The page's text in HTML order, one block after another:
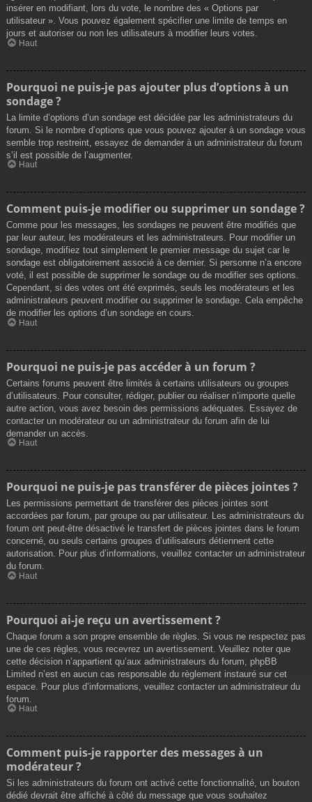
insérer en modifiant, lors du vote, le nombre des « Options par
utilisateur ». Vous pouvez également spécifier une limite de temps en
jours et autoriser ou non les utilisateurs à modifier leurs votes.
Haut
Pourquoi ne puis-je pas ajouter plus d’options à un
sondage ?
La limite d’options d’un sondage est décidée par les administrateurs du
forum. Si le nombre d’options que vous pouvez ajouter à un sondage vous
semble trop restreint, essayez de demander à un administrateur du forum
s’il est possible de l’augmenter.
Haut
Comment puis-je modifier ou supprimer un sondage ?
Comme pour les messages, les sondages ne peuvent être modifiés que
par leur auteur, les modérateurs et les administrateurs. Pour modifier un
sondage, modifiez tout simplement le premier message du sujet car le
sondage est obligatoirement associé à ce dernier. Si personne n’a encore
voté, il est possible de supprimer le sondage ou de modifier ses options.
Cependant, si des votes ont été exprimés, seuls les modérateurs et les
administrateurs peuvent modifier ou supprimer le sondage. Cela empêche
de modifier les options d’un sondage en cours.
Haut
Pourquoi ne puis-je pas accéder à un forum ?
Certains forums peuvent être limités à certains utilisateurs ou groupes
d’utilisateurs. Pour consulter, rédiger, publier ou réaliser n’importe quelle
autre action, vous avez besoin des permissions adéquates. Essayez de
contacter un modérateur ou un administrateur du forum afin de lui
demander un accès.
Haut
Pourquoi ne puis-je pas transférer de pièces jointes ?
Les permissions permettant de transférer des pièces jointes sont
accordées par forum, par groupe ou par utilisateur. Les administrateurs du
forum ont peut-être désactivé le transfert de pièces jointes dans le forum
concerné, ou seuls certains groupes d’utilisateurs détiennent cette
autorisation. Pour plus d’informations, veuillez contacter un administrateur
du forum.
Haut
Pourquoi ai-je reçu un avertissement ?
Chaque forum a son propre ensemble de règles. Si vous ne respectez pas
une de ces règles, vous recevrez un avertissement. Veuillez noter que
cette décision n’appartient qu’aux administrateurs du forum, phpBB
Limited n’est en aucun cas responsable du règlement instauré sur cet
espace. Pour plus d’informations, veuillez contacter un administrateur du
forum.
Haut
Comment puis-je rapporter des messages à un
modérateur ?
Si les administrateurs du forum ont activé cette fonctionnalité, un bouton
dédié devrait être affiché à côté du message que vous souhaitez